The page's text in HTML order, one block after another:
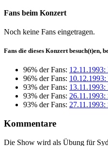
Fans beim Konzert
Noch keine Fans eingetragen.
Fans die dieses Konzert besuch(t)en,
96% der Fans:
96% der Fans:
93% der Fans:
93% der Fans:
93% der Fans:
Kommentare
Die Show wird als Übung für